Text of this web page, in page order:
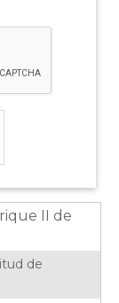
II de
de